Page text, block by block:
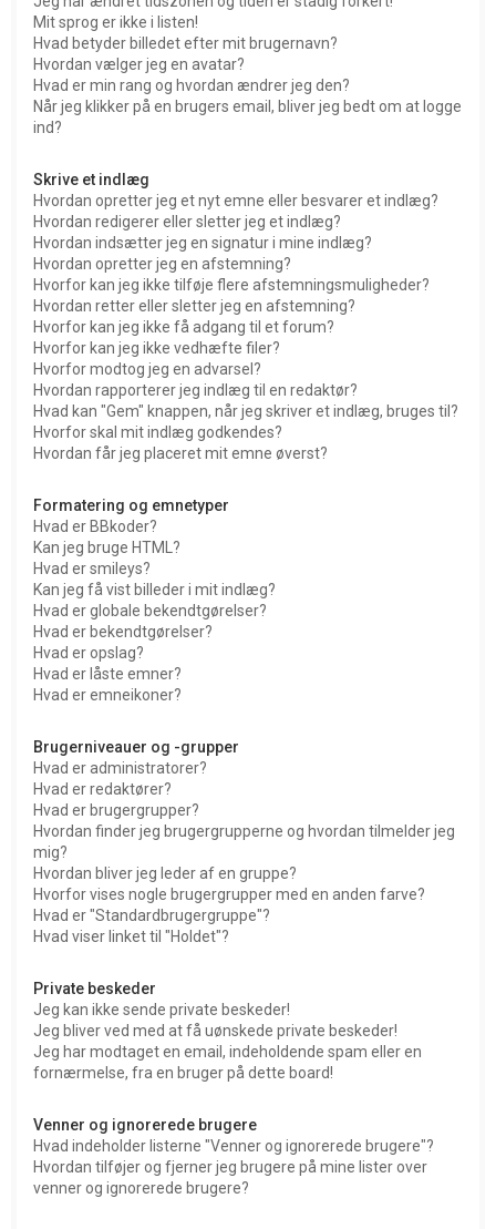
Mit sprog er ikke i listen!
Hvad betyder billedet efter mit brugernavn?
Hvordan vælger jeg en avatar?
Hvad er min rang og hvordan ændrer jeg den?
Når jeg klikker på en brugers email, bliver jeg bedt om at logge
ind?
Skrive et indlæg
Hvordan opretter jeg et nyt emne eller besvarer et indlæg?
Hvordan redigerer eller sletter jeg et indlæg?
Hvordan indsætter jeg en signatur i mine indlæg?
Hvordan opretter jeg en afstemning?
Hvorfor kan jeg ikke tilføje flere afstemningsmuligheder?
Hvordan retter eller sletter jeg en afstemning?
Hvorfor kan jeg ikke få adgang til et forum?
Hvorfor kan jeg ikke vedhæfte filer?
Hvorfor modtog jeg en advarsel?
Hvordan rapporterer jeg indlæg til en redaktør?
Hvad kan "Gem" knappen, når jeg skriver et indlæg, bruges til?
Hvorfor skal mit indlæg godkendes?
Hvordan får jeg placeret mit emne øverst?
Formatering og emnetyper
Hvad er BBkoder?
Kan jeg bruge HTML?
Hvad er smileys?
Kan jeg få vist billeder i mit indlæg?
Hvad er globale bekendtgørelser?
Hvad er bekendtgørelser?
Hvad er opslag?
Hvad er låste emner?
Hvad er emneikoner?
Brugerniveauer og -grupper
Hvad er administratorer?
Hvad er redaktører?
Hvad er brugergrupper?
Hvordan finder jeg brugergrupperne og hvordan tilmelder jeg
mig?
Hvordan bliver jeg leder af en gruppe?
Hvorfor vises nogle brugergrupper med en anden farve?
Hvad er "Standardbrugergruppe"?
Hvad viser linket til "Holdet"?
Private beskeder
Jeg kan ikke sende private beskeder!
Jeg bliver ved med at få uønskede private beskeder!
Jeg har modtaget en email, indeholdende spam eller en
fornærmelse, fra en bruger på dette board!
Venner og ignorerede brugere
Hvad indeholder listerne "Venner og ignorerede brugere"?
Hvordan tilføjer og fjerner jeg brugere på mine lister over
venner og ignorerede brugere?